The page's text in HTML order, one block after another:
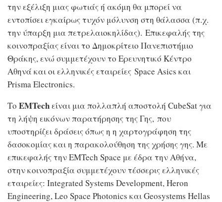
την εξέλιξη μιας φωτιάς ή ακόμη θα μπορεί να
εντοπίσει εγκαίρως τυχόν μόλυνση στη θάλασσα (π.χ.
την ύπαρξη μια πετρελαιοκηλίδας). Επικεφαλής της
κοινοπραξίας είναι το Δημοκρίτειο Πανεπιστήμιο
Θράκης, ενώ συμμετέχουν το Ερευνητικό Κέντρο
Αθηνά και οι ελληνικές εταιρείες Space Asics και
Prisma Electronics.
Το EMTechείναι μια πολλαπλή αποστολή CubeSat για
τη λήψη εικόνων παρατήρησης της Γης, που
υποστηρίζει δράσεις όπως η η χαρτογράφηση της
δασοκομίας και η παρακολούθηση της χρήσης γης. Με
επικεφαλής την EMTech Space με έδρα την Αθήνα,
στην κοινοπραξία συμμετέχουν τέσσερις ελληνικές
εταιρείες: Integrated Systems Development, Heron
Engineering, Leo Space Photonics και Geosystems Hellas